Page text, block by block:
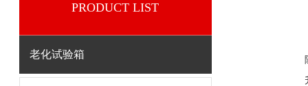
PRODUCT LIST
老化试验箱